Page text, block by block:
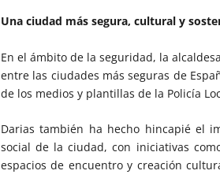
Una ciudad más segura, cultural y
En el ámbito de la seguridad, la
entre las ciudades más seguras de
de los medios y plantillas de la Policía
Darias también ha hecho hincapié el
social de la ciudad, con iniciativas
espacios de encuentro y creación